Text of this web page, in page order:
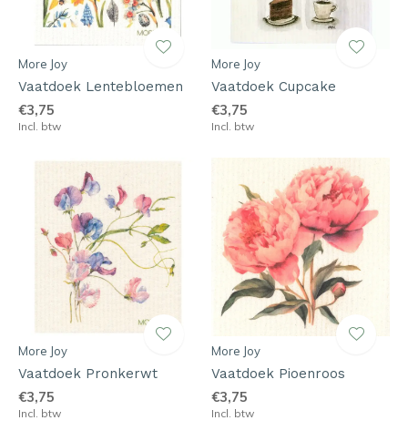
More Joy
Vaatdoek Lentebloemen
€3,75
Incl. btw
More Joy
Vaatdoek Cupcake
€3,75
Incl. btw
More Joy
Vaatdoek Pronkerwt
€3,75
Incl. btw
More Joy
Vaatdoek Pioenroos
€3,75
Incl. btw